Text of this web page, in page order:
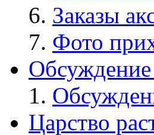
Заказы
Фото
Обсуждение
Царство